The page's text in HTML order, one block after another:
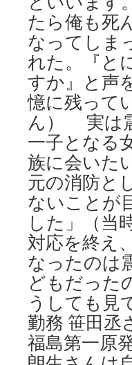
たら俺も死
なってしま
れた。『と
すか』と声
憶に残って
ん） 実は
一子となる
族に会いた
元の消防と
ないことが
した」（当
対応を終え
なったのは
どもだった
うしても見
勤務 笹田
福島第一原